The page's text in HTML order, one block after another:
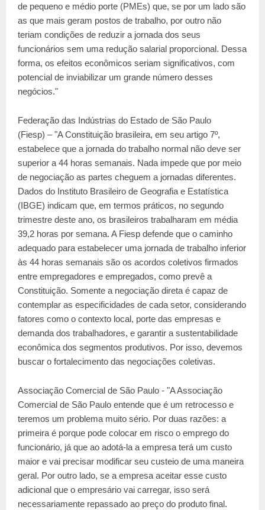
de pequeno e médio porte (PMEs) que, se por um lado são
as que mais geram postos de trabalho, por outro não
teriam condições de reduzir a jornada dos seus
funcionários sem uma redução salarial proporcional. Dessa
forma, os efeitos econômicos seriam significativos, com
potencial de inviabilizar um grande número desses
negócios."
Federação das Indústrias do Estado de São Paulo
(Fiesp) – "A Constituição brasileira, em seu artigo 7º,
estabelece que a jornada do trabalho normal não deve ser
superior a 44 horas semanais. Nada impede que por meio
de negociação as partes cheguem a jornadas diferentes.
Dados do Instituto Brasileiro de Geografia e Estatística
(IBGE) indicam que, em termos práticos, no segundo
trimestre deste ano, os brasileiros trabalharam em média
39,2 horas por semana. A Fiesp defende que o caminho
adequado para estabelecer uma jornada de trabalho inferior
às 44 horas semanais são os acordos coletivos firmados
entre empregadores e empregados, como prevê a
Constituição. Somente a negociação direta é capaz de
contemplar as especificidades de cada setor, considerando
fatores como o contexto local, porte das empresas e
demanda dos trabalhadores, e garantir a sustentabilidade
econômica dos segmentos produtivos. Por isso, devemos
buscar o fortalecimento das negociações coletivas.
Associação Comercial de São Paulo - "A Associação
Comercial de São Paulo entende que é um retrocesso e
teremos um problema muito sério. Por duas razões: a
primeira é porque pode colocar em risco o emprego do
funcionário, já que ao adotá-la a empresa terá um custo
maior e vai precisar modificar seu custeio de uma maneira
geral. Por outro lado, se a empresa aceitar esse custo
adicional que o empresário vai carregar, isso será
necessariamente repassado ao preço do produto final.